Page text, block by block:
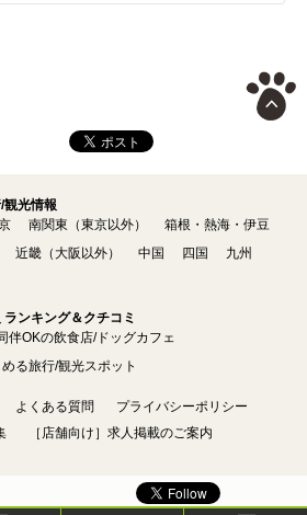
観光情報
南関東（東京以外）
箱根・熱海・伊豆
近畿（大阪以外） 中国 四国
九州
ンキング＆クチコミ
伴OKの飲食店/ドッグカフェ
る旅行/観光スポット
よくある質問
プライバシーポリシー
［店舗向け］求人掲載のご案内